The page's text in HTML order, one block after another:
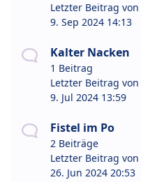
Letzter Beitrag von
9. Sep 2024 14:13
Kalter Nacken
1 Beitrag
Letzter Beitrag von
9. Jul 2024 13:59
Fistel im Po
2 Beiträge
Letzter Beitrag von
26. Jun 2024 20:53